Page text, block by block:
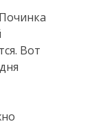
Вот